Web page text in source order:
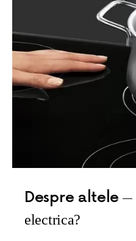
Despre altele
electrica?